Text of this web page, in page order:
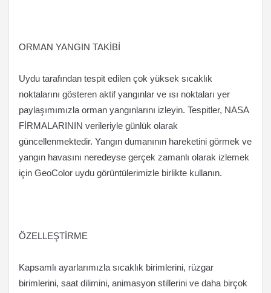
ORMAN YANGIN TAKİBİ
Uydu tarafından tespit edilen çok yüksek sıcaklık
noktalarını gösteren aktif yangınlar ve ısı noktaları yer
paylaşımımızla orman yangınlarını izleyin. Tespitler, NASA
FİRMALARININ verileriyle günlük olarak
güncellenmektedir. Yangın dumanının hareketini görmek ve
yangın havasını neredeyse gerçek zamanlı olarak izlemek
için GeoColor uydu görüntülerimizle birlikte kullanın.
ÖZELLEŞTİRME
Kapsamlı ayarlarımızla sıcaklık birimlerini, rüzgar
birimlerini, saat dilimini, animasyon stillerini ve daha birçok